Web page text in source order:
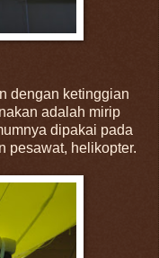
dengan ketinggian
adalah mirip
dipakai pada
pesawat, helikopter.